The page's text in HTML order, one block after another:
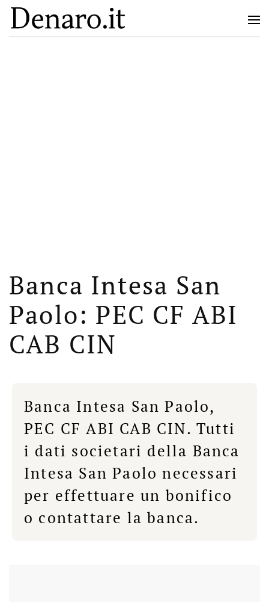
Banca Intesa San
Paolo: PEC CF ABI
CAB CIN
Banca Intesa San Paolo,
PEC CF ABI CAB CIN. Tutti
i dati societari della Banca
Intesa San Paolo necessari
per effettuare un bonifico
o contattare la banca.